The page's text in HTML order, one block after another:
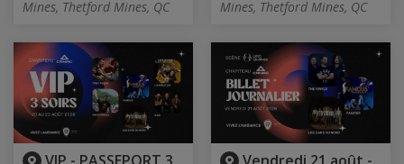
Mines, Thetford Mines, QC
Mines, Thetford Mines, QC